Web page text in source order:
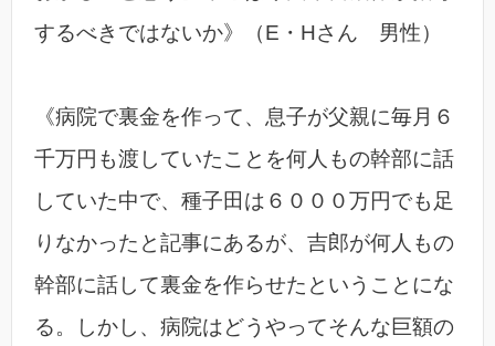
するべきではないか》（E・Hさん 男性）
《病院で裏金を作って、息子が父親に毎月６
千万円も渡していたことを何人もの幹部に話
していた中で、種子田は６０００万円でも足
りなかったと記事にあるが、吉郎が何人もの
幹部に話して裏金を作らせたということにな
る。しかし、病院はどうやってそんな巨額の